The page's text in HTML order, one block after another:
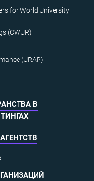
for World University
(CWUR)
(URAP)
В